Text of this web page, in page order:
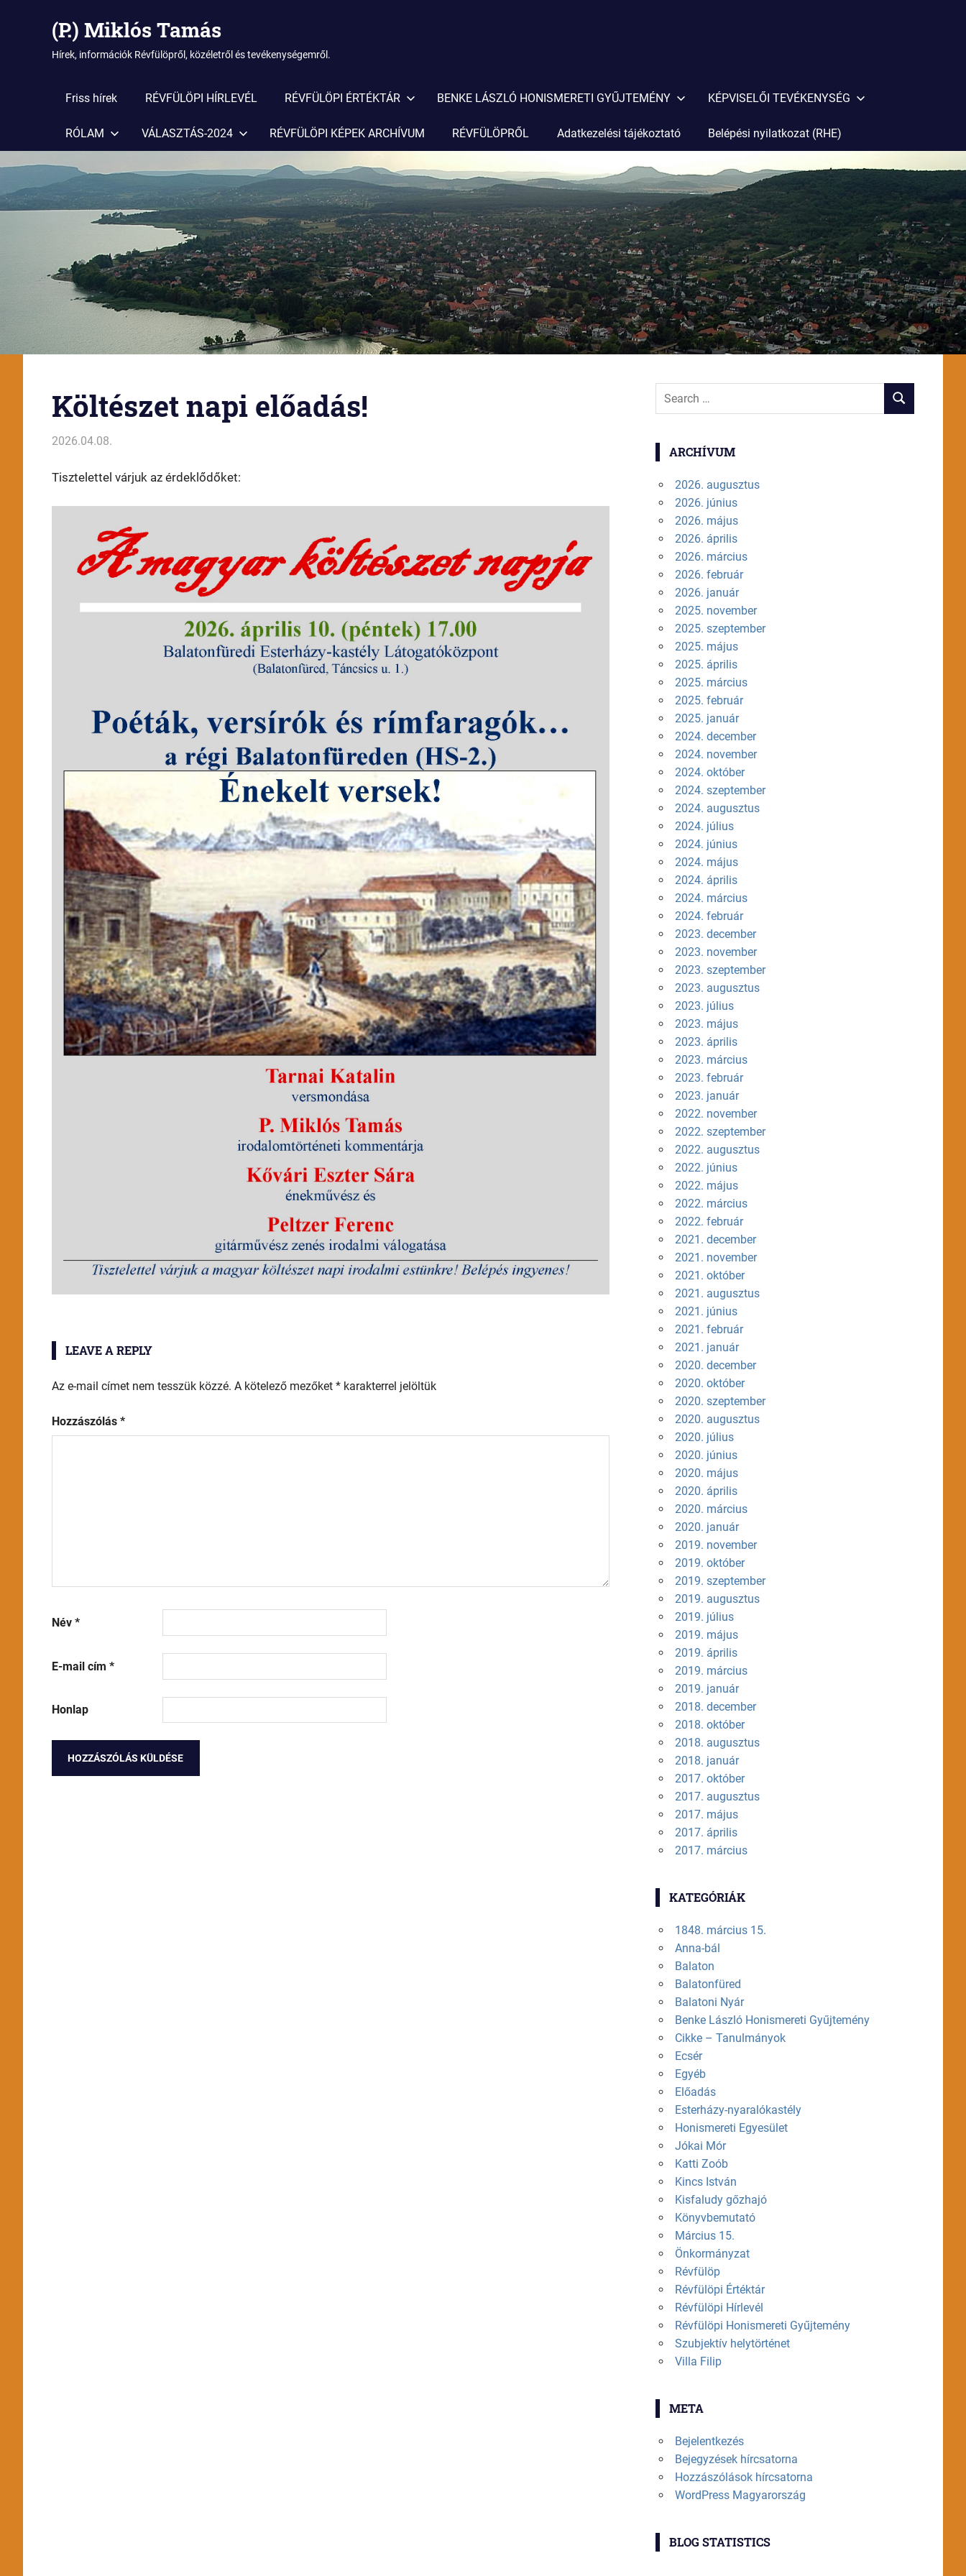
content
(P.) Miklós Tamás
Hírek, információk Révfülöpről, közéletről és tevékenységemről.
Friss hírek RÉVFÜLÖPI HÍRLEVÉL RÉVFÜLÖPI ÉRTÉKTÁR BENKE LÁSZLÓ HONISMERETI GYŰJTEMÉNY KÉPVISELŐI TEVÉKENYSÉG
RÓLAM VÁLASZTÁS-2024 RÉVFÜLÖPI KÉPEK ARCHÍVUM RÉVFÜLÖPRŐL Adatkezelési tájékoztató Belépési nyilatkozat (RHE)
Költészet napi előadás!
2026.04.08.
Tisztelettel várjuk az érdeklődőket:
LEAVE A REPLY
Az e-mail címet nem tesszük közzé. A kötelező mezőket * karakterrel jelöltük
Hozzászólás *
Név *
E-mail cím *
Honlap
Search
SEARCH
ARCHÍVUM
2026. augusztus
2026. június
2026. május
2026. április
2026. március
2026. február
2026. január
2025. november
2025. szeptember
2025. május
2025. április
2025. március
2025. február
2025. január
2024. december
2024. november
2024. október
2024. szeptember
2024. augusztus
2024. július
2024. június
2024. május
2024. április
2024. március
2024. február
2023. december
2023. november
2023. szeptember
2023. augusztus
2023. július
2023. május
2023. április
2023. március
2023. február
2023. január
2022. november
2022. szeptember
2022. augusztus
2022. június
2022. május
2022. március
2022. február
2021. december
2021. november
2021. október
2021. augusztus
2021. június
2021. február
2021. január
2020. december
2020. október
2020. szeptember
2020. augusztus
2020. július
2020. június
2020. május
2020. április
2020. március
2020. január
2019. november
2019. október
2019. szeptember
2019. augusztus
2019. július
2019. május
2019. április
2019. március
2019. január
2018. december
2018. október
2018. augusztus
2018. január
2017. október
2017. augusztus
2017. május
2017. április
2017. március
KATEGÓRIÁK
1848. március 15.
Anna-bál
Balaton
Balatonfüred
Balatoni Nyár
Benke László Honismereti Gyűjtemény
Cikke – Tanulmányok
Ecsér
Egyéb
Előadás
Esterházy-nyaralókastély
Honismereti Egyesület
Jókai Mór
Katti Zoób
Kincs István
Kisfaludy gőzhajó
Könyvbemutató
Március 15.
Önkormányzat
Révfülöp
Révfülöpi Értéktár
Révfülöpi Hírlevél
Révfülöpi Honismereti Gyűjtemény
Szubjektív helytörténet
Villa Filip
META
Bejelentkezés
Bejegyzések hírcsatorna
Hozzászólások hírcsatorna
WordPress Magyarország
BLOG STATISTICS